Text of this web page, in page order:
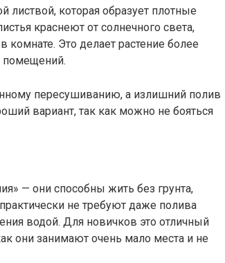
листвой, которая образует плотные
краснеют от солнечного света,
Это делает растение более
помещений.
пересушиванию, а излишний полив
вариант, так как можно не бояться
— они способны жить без грунта,
не требуют даже полива
водой. Для новичков это отличный
они занимают очень мало места и не